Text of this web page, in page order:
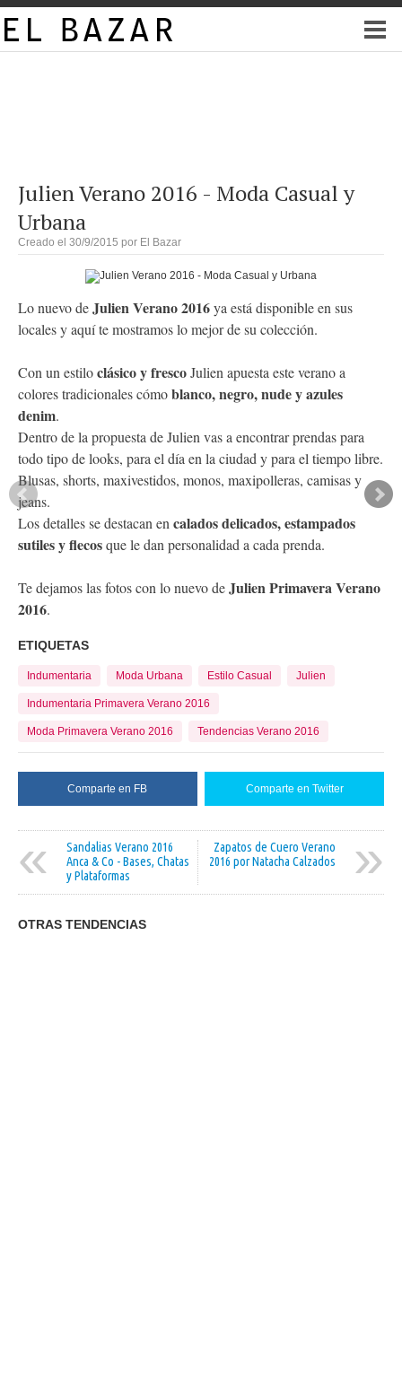
Julien Verano 2016 - Moda Casual y
Urbana
Creado el 30/9/2015 por El Bazar
Lo nuevo deJulien Verano 2016ya está disponible en sus
locales y aquí te mostramos lo mejor de su colección.
Con un estiloclásico y frescoJulien apuesta este verano a
colores tradicionales cómoblanco, negro, nude y azules
denim.
Dentro de la propuesta de Julien vas a encontrar prendas para
todo tipo de looks, para el día en la ciudad y para el tiempo libre.
Blusas, shorts, maxivestidos, monos, maxipolleras, camisas y
jeans.
Los detalles se destacan en calados delicados, estampados
sutiles y flecosque le dan personalidad a cada prenda.
Te dejamos las fotos con lo nuevo deJulien Primavera Verano
2016.
ETIQUETAS
Indumentaria Moda Urbana Estilo Casual Julien
Indumentaria Primavera Verano 2016
Moda Primavera Verano 2016 Tendencias Verano 2016
Comparte en FB Comparte en Twitter
«
Sandalias Verano 2016
Anca & Co - Bases, Chatas
y Plataformas
»
Zapatos de Cuero Verano
2016 por Natacha Calzados
OTRAS TENDENCIAS